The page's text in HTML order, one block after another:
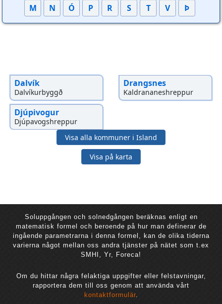
M
N Ó P R S T V Þ
Dalvík
Dalvíkurbyggð
Djúpivogur
Djúpavogshreppur
Drangsnes
Kaldrananeshreppur
Visa alla kommuner i Island
Visa på karta
Soluppgången och solnedgången beräknas enligt en
matematisk formel och beroende på hur man definerar de
ingående parametrarna i denna formel, kan de olika tiderna
varierna något mellan oss andra tjänster på nätet som t.ex
SMHI, Yr, Foreca!
Om du hittar några felaktiga uppgifter eller felstavningar,
rapportera dem till oss genom att använda vårt
kontaktformulär.